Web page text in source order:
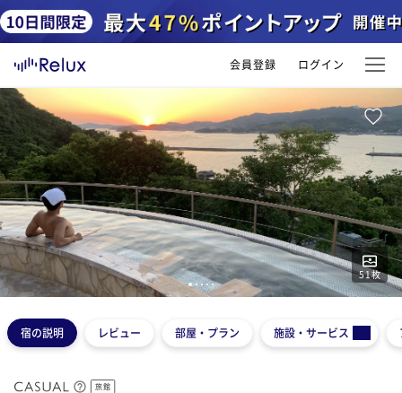
会員登録 ログイン
51枚
12345
宿の説明 レビュー 部屋・プラン 施設・サービス
旅館